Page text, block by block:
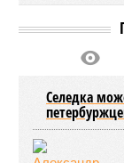
Селедка